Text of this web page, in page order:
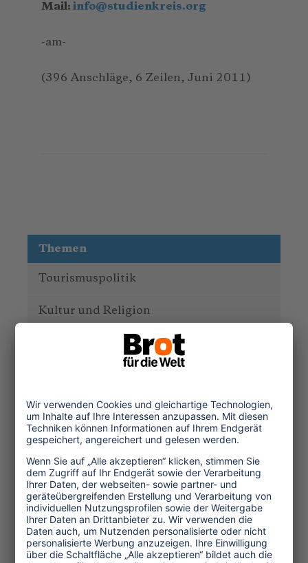
Mail: info@studienkreis.org
-am-
(396 Anschläge, 6 Zeilen, Juni 2011)
Themen
Tourismuspolitik
Kultur und Religion
Umwelt und Klima
Menschenrechte
Unternehmensverantwortung
Service und Tipps
One Planet Guide für faires
Reisen